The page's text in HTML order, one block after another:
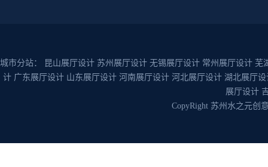
城市分站： 昆山展厅设计 苏州展厅设计 无锡展厅设计 常州展厅设计 芜
计 广东展厅设计 山东展厅设计 河南展厅设计 河北展厅设计 湖北展厅设
展厅设计
CopyRight 苏州水之元创